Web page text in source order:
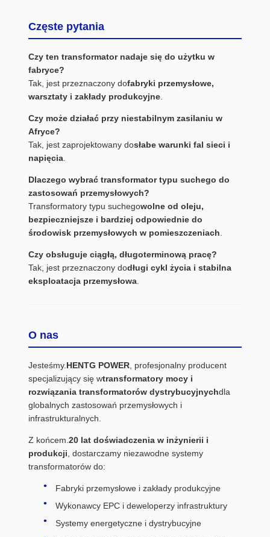
Częste pytania
Czy ten transformator nadaje się do użytku w
fabryce?
Tak, jest przeznaczony dofabryki przemysłowe,
warsztaty i zakłady produkcyjne
Czy może działać przy niestabilnym zasilaniu w
Afryce?
Tak, jest zaprojektowany dosłabe warunki fal sieci i
napięcia
Dlaczego wybrać transformator typu suchego do
zastosowań przemysłowych?
Transformatory typu suchegowolne od oleju,
bezpieczniejsze i bardziej odpowiednie do
środowisk przemysłowych w pomieszczeniach
Czy obsługuje ciągłą, długoterminową pracę?
Tak, jest przeznaczony dodługi cykl życia i stabilna
eksploatacja przemysłowa
O nas
Jesteśmy. HENTG POWER , profesjonalny producent
specjalizujący się wtransformatory mocy i
rozwiązania transformatorów dystrybucyjnychdla
globalnych zastosowań przemysłowych i
infrastrukturalnych.
Z końcem. 20 lat doświadczenia w inżynierii i
produkcji , dostarczamy niezawodne systemy
transformatorów do:
Fabryki przemysłowe i zakłady produkcyjne
Wykonawcy EPC i deweloperzy infrastruktury
Systemy energetyczne i dystrybucyjne